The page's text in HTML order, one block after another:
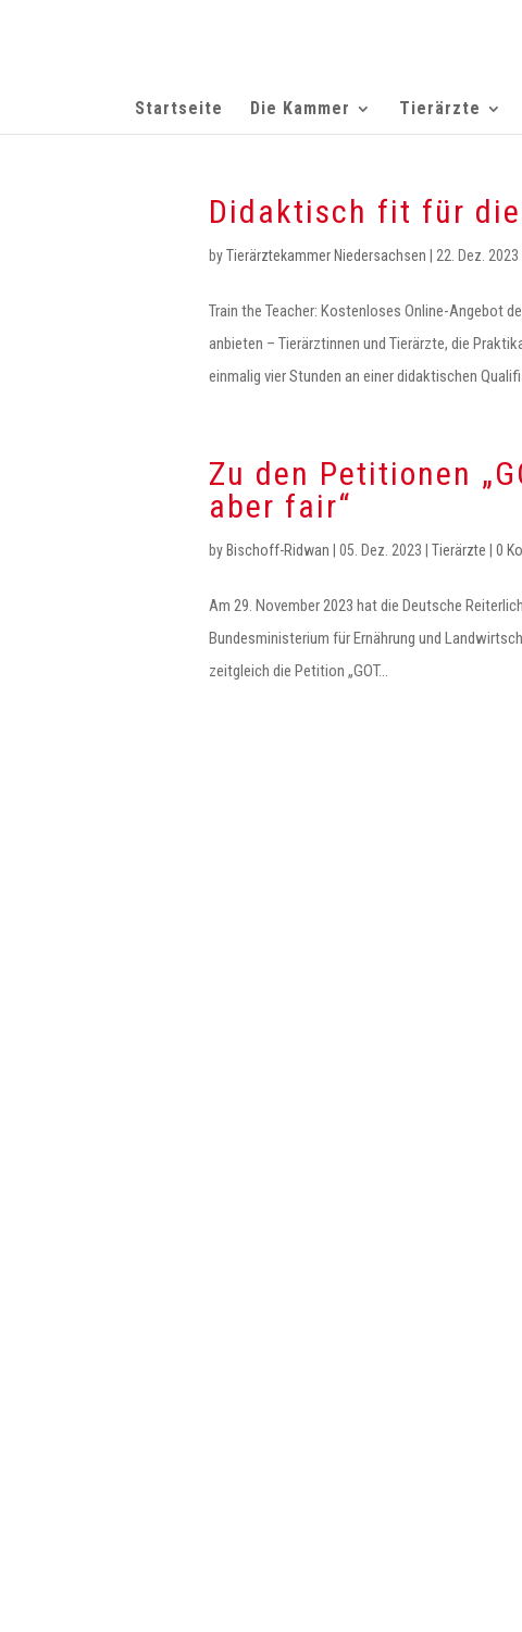
Startseite Die Kammer Tierärzte
Didaktisch fit für
byTierärztekammer Niedersachsen 22. Dez. 2023
Train the Teacher: Kostenloses Online-Angebot
anbieten – Tierärztinnen und Tierärzte, die
einmalig vier Stunden an einer didaktischen
Zu den Petitionen
aber fair“
by Bischoff-Ridwan 05. Dez. 2023 Tierärzte 0
Am 29. November 2023 hat die Deutsche
Bundesministerium für Ernährung und
zeitgleich die Petition „GOT...